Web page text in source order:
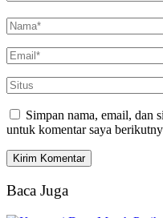
Simpan nama, email, dan
untuk komentar saya
Baca Juga